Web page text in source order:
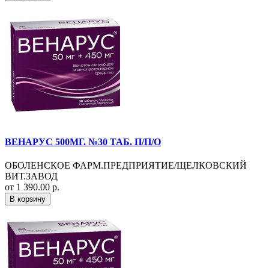
ВЕНАРУС 500МГ. №30 ТАБ. П/П/О
ОБОЛЕНСКОЕ ФАРМ.ПРЕДПРИЯТИЕ/ЩЕЛКОВСКИЙ
ВИТ.ЗАВОД
от 1 390.00 р.
В корзину